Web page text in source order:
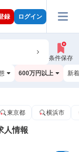
録 ログイン
条件保存
600万円以上 新
東京都 横浜市
人情報